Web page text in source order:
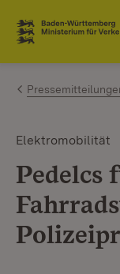
Zum Inhalt
Link zur
Elektromobilität
Pedelcs